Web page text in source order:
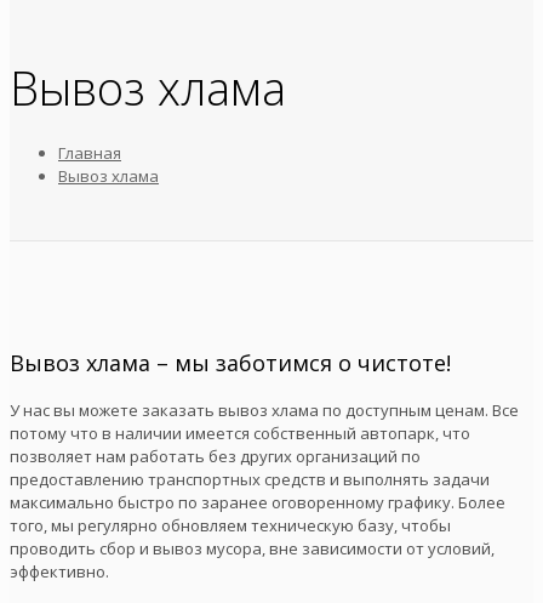
Вывоз хлама
Главная
Вывоз хлама
Вывоз хлама – мы заботимся о чистоте!
У нас вы можете заказать вывоз хлама по доступным ценам. Все
потому что в наличии имеется собственный автопарк, что
позволяет нам работать без других организаций по
предоставлению транспортных средств и выполнять задачи
максимально быстро по заранее оговоренному графику. Более
того, мы регулярно обновляем техническую базу, чтобы
проводить сбор и вывоз мусора, вне зависимости от условий,
эффективно.